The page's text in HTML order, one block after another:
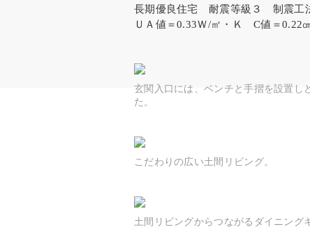
長期優良住宅 耐震等級３ 制震工
ＵＡ値＝0.33Ｗ/㎡・Ｋ C値＝0.22
玄関入口には、ベンチと手摺を設置し
た。
こだわりの広い土間リビング。
土間リビングからつながるダイニング